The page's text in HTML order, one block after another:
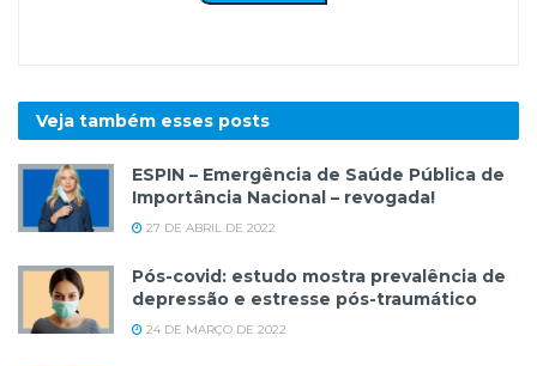
Veja também esses posts
ESPIN – Emergência de Saúde Pública de
Importância Nacional – revogada!
27 DE ABRIL DE 2022
Pós-covid: estudo mostra prevalência de
depressão e estresse pós-traumático
24 DE MARÇO DE 2022